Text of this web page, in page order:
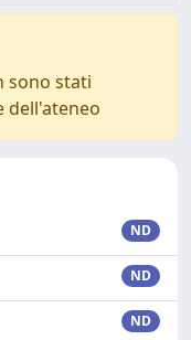
sono stati
dell'ateneo
ND
ND
ND